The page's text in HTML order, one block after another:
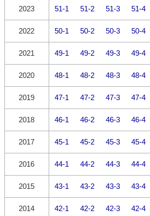
2023 51-1 51-2 51-3 51-4
2022 50-1 50-2 50-3 50-4
2021 49-1 49-2 49-3 49-4
2020 48-1 48-2 48-3 48-4
2019 47-1 47-2 47-3 47-4
2018 46-1 46-2 46-3 46-4
2017 45-1 45-2 45-3 45-4
2016 44-1 44-2 44-3 44-4
2015 43-1 43-2 43-3 43-4
2014 42-1 42-2 42-3 42-4